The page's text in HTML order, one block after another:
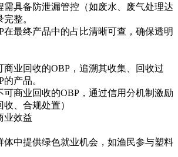
需具备防泄漏管控（如废水、废气处理达
整。
在最终产品中的占比清晰可查，确保透明
商业回收的OBP，追溯其收集、回收过
产品。
可商业回收的OBP，通过信用分机制激励
、合规处置）
业效益
体中提供绿色就业机会，如渔民参与塑料